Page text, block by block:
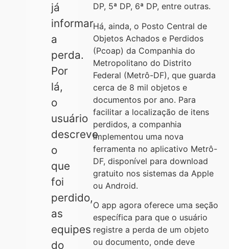
já
informar
a
perda.
Por
lá,
o
usuário
descreve
o
que
foi
perdido,
as
equipes
do
DP, 5ª DP, 6ª DP, entre outras.
Há, ainda, o Posto Central de
Objetos Achados e Perdidos
(Pcoap) da Companhia do
Metropolitano do Distrito
Federal (Metrô-DF), que guarda
cerca de 8 mil objetos e
documentos por ano. Para
facilitar a localização de itens
perdidos, a companhia
implementou uma nova
ferramenta no aplicativo Metrô-
DF, disponível para download
gratuito nos sistemas da Apple
ou Android.
O app agora oferece uma seção
específica para que o usuário
registre a perda de um objeto
ou documento, onde deve